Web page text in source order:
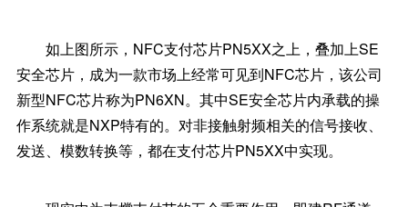
如上图所示，NFC支付芯片PN5XX之上，叠加上SE
安全芯片，成为一款市场上经常可见到NFC芯片，该公司
新型NFC芯片称为PN6XN。其中SE安全芯片内承载的操
作系统就是NXP特有的。对非接触射频相关的信号接收、
发送、模数转换等，都在支付芯片PN5XX中实现。